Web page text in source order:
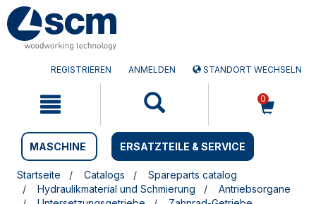
Zum
Inhalt
springen
Zum
Navigationsmen�
springen
REGISTRIEREN ANMELDEN STANDORT WECHSELN
0
MASCHINE ERSATZTEILE & SERVICE
Startseite Catalogs
Spareparts catalog
Hydraulikmaterial und Schmierung
Antriebsorgane